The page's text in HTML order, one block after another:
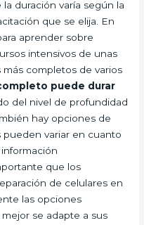
la duración varía según la
que se elija. En
aprender sobre
intensivos de unas
más completos de varios
puede durar
del nivel de profundidad
hay opciones de
pueden variar en cuanto
que los
de celulares en
las opciones
se adapte a sus